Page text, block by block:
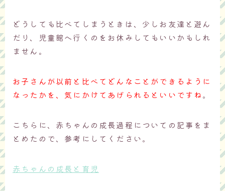
どうしても比べてしまうときは、少しお友達と遊ん
だり、児童館へ行くのをお休みしてもいいかもしれ
ません。
お子さんが以前と比べてどんなことができるように
なったかを、気にかけてあげられるといいですね。
こちらに、赤ちゃんの成長過程についての記事をま
とめたので、参考にしてください。
赤ちゃんの成長と育児